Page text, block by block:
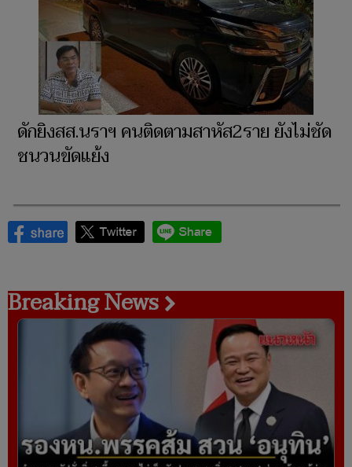
ดักยิงสส.นราฯ คนติดตามสาหัส2ราย ยังไม่ชัด
ชนวนขัดแย้ง
Breaking News